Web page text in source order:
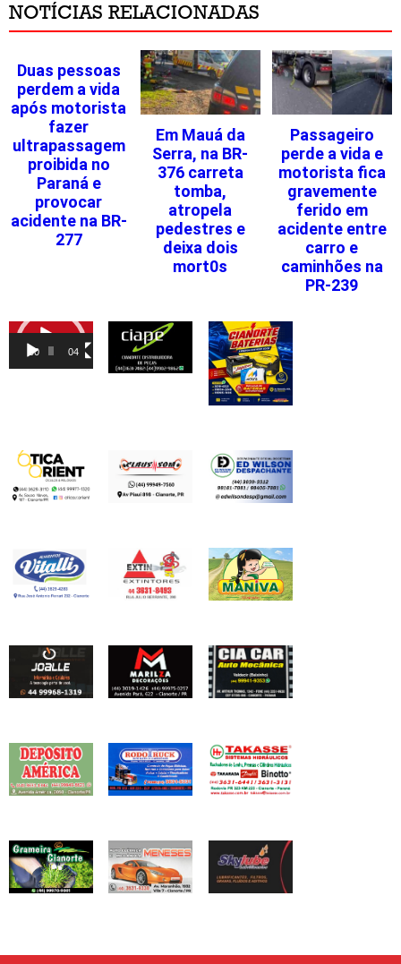
NOTÍCIAS RELACIONADAS
Duas pessoas
perdem a vida
após motorista
fazer
ultrapassagem
proibida no
Paraná e
provocar
acidente na BR-
277
Em Mauá da
Serra, na BR-
376 carreta
tomba,
atropela
pedestres e
deixa dois
mort0s
Passageiro
perde a vida e
motorista fica
gravemente
ferido em
acidente entre
carro e
caminhões na
PR-239
Tocador
vídeo
00:00 04:46